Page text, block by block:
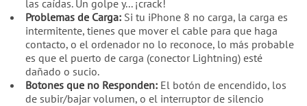
las caídas. Un golpe y... ¡crack!
Problemas de Carga:Si tu iPhone 8 no carga, la carga es
intermitente, tienes que mover el cable para que haga
contacto, o el ordenador no lo reconoce, lo más probable
es que el puerto de carga (conector Lightning) esté
dañado o sucio.
Botones que no Responden:El botón de encendido, los
de subir/bajar volumen, o el interruptor de silencio